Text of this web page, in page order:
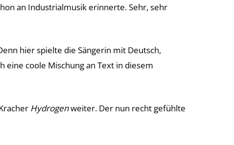
an Industrialmusik erinnerte. Sehr, sehr
hier spielte die Sängerin mit Deutsch,
eine coole Mischung an Text in diesem
Hydrogenweiter. Der nun recht gefühlte